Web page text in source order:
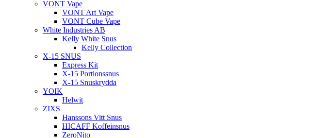
VONT Vape
VONT Art Vape
VONT Cube Vape
White Industries AB
Kelly White Snus
Kelly Collection
X-15 SNUS
Express Kit
X-15 Portionssnus
X-15 Snuskrydda
YOIK
Helwit
ZIXS
Hanssons Vitt Snus
HICAFF Koffeinsnus
ZeroNito